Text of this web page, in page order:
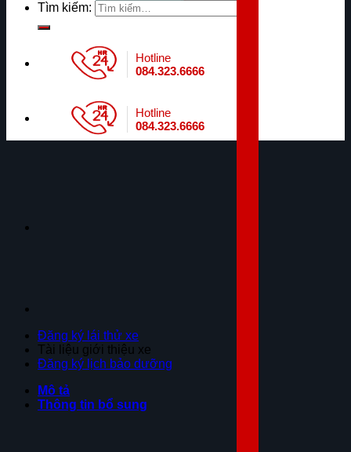
Tìm kiếm:
Hotline
084.323.6666
Hotline
084.323.6666
Đăng ký lái thử xe
Tài liệu giới thiệu xe
Đăng ký lịch bảo dưỡng
Mô tả
Thông tin bổ sung